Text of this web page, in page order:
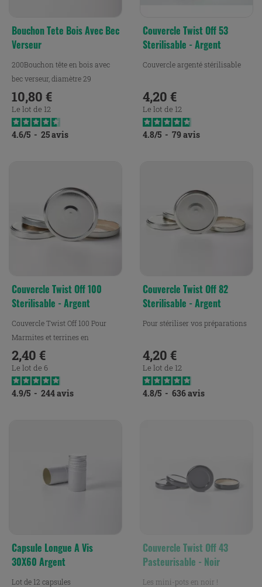
Bouchon Tete Bois Avec Bec
Verseur
200Bouchon tête en bois avec
bec verseur, diamètre 29
Prix
10,80 €
Le lot de 12
4.6/5 - 25avis
Couvercle Twist Off 53
Sterilisable - Argent
Couvercle argenté stérilisable
Prix
4,20 €
Le lot de 12
4.8/5 - 79 avis
Couvercle Twist Off 100
Sterilisable - Argent
Couvercle Twist Off 100 Pour
Marmites et terrines en
stérilisable argenté
Prix
2,40 €
Le lot de 6
4.9/5 - 244avis
Couvercle Twist Off 82
Sterilisable - Argent
Pour stériliser vos préparations
Prix
4,20 €
Le lot de 12
4.8/5 - 636avis
Capsule Longue A Vis
30X60 Argent
Lot de 12 capsules
Couvercle Twist Off 43
Pasteurisable - Noir
Les mini-pots en noir !